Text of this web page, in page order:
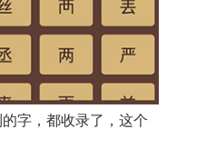
字，都收录了，这个